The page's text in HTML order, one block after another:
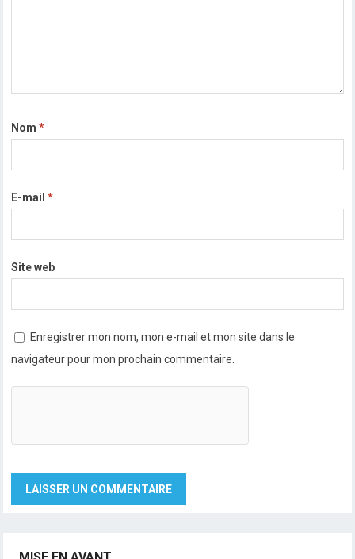
Nom*
E-mail*
Site web
Enregistrer mon nom, mon e-mail et mon site dans le
navigateur pour mon prochain commentaire.